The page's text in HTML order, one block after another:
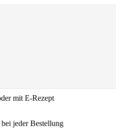
mit E-Rezept
jeder Bestellung